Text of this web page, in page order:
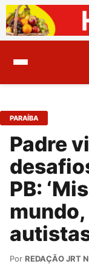
PARAÍBA
Padre
PB:
Por REDAÇÃO JRT